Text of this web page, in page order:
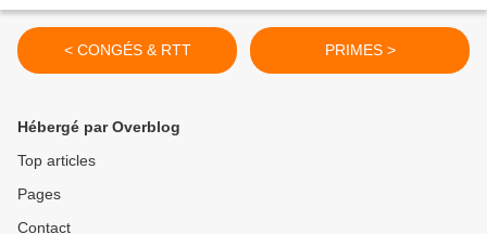
< CONGÉS & RTT PRIMES >
Hébergé par Overblog
Top articles
Pages
Contact